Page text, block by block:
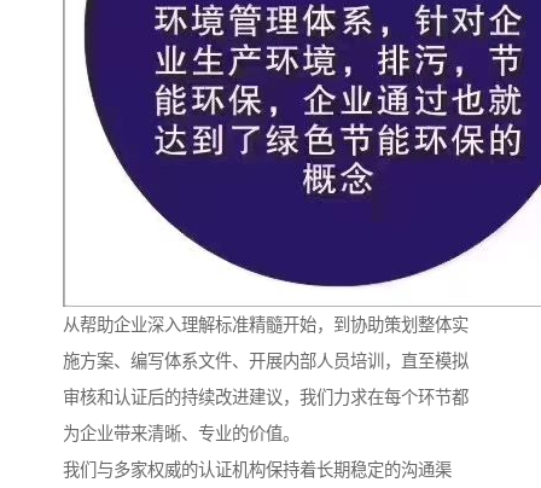
从帮助企业深入理解标准精髓开始，到协助策划整体实
施方案、编写体系文件、开展内部人员培训，直至模拟
审核和认证后的持续改进建议，我们力求在每个环节都
为企业带来清晰、专业的价值。
我们与多家权威的认证机构保持着长期稳定的沟通渠